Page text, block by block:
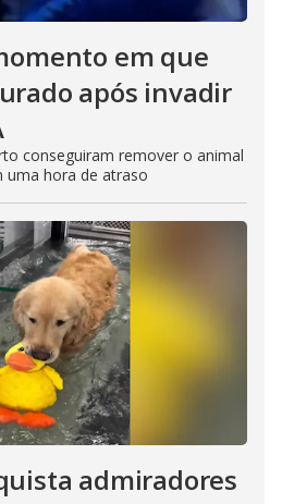
em que
após invadir
conseguiram remover o animal
hora de atraso
admiradores